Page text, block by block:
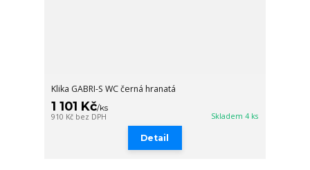
Klika GABRI-S WC černá hranatá
1 101 Kč/ks
910 Kč bez DPH Skladem 4 ks
Detail